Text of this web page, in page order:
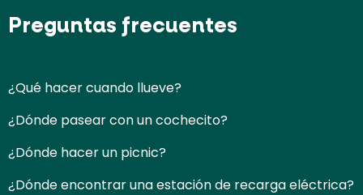
Preguntas frecuentes
¿Qué hacer cuando llueve?
¿Dónde pasear con un cochecito?
¿Dónde hacer un picnic?
¿Dónde encontrar una estación de recarga eléctrica?